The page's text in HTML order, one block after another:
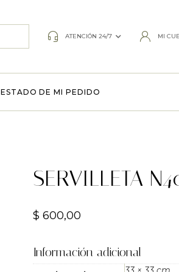
ATENCIÓN 24/7 MI
ESTADO DE MI PEDIDO
SERVILLETA
$ 600,00
Información adicional